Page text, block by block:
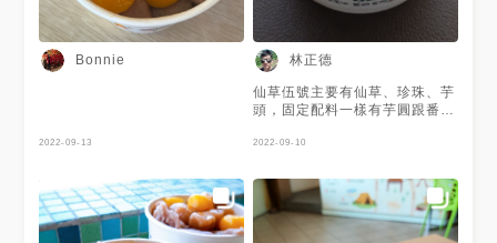
Bonnie
2022-09-13
林正德
仙草伍號主要有仙草、珍珠、芋
頭，固定配料一樣有芋圓跟番薯
也是Q的，屬於小顆珍珠。甜度
甜，但有可能是因為搭配的配料
都是甜的，所以在甜度部份才故
意做的沒這麼甜，這樣融合在一
起吃就剛剛好。
2022-09-10